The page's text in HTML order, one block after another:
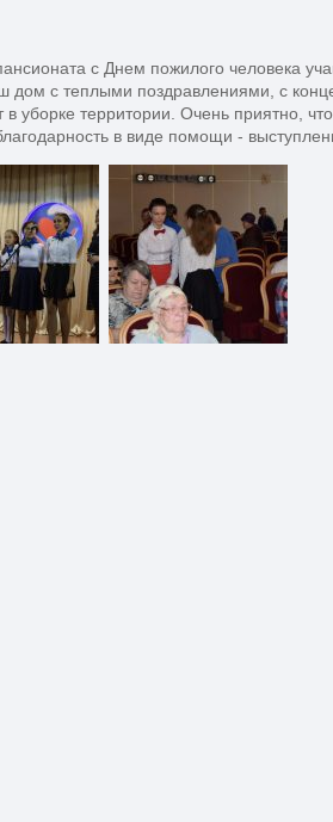
с Днем пожилого человека
с теплыми поздравлениями, с
уборке территории. Очень приятно,
в виде помощи -